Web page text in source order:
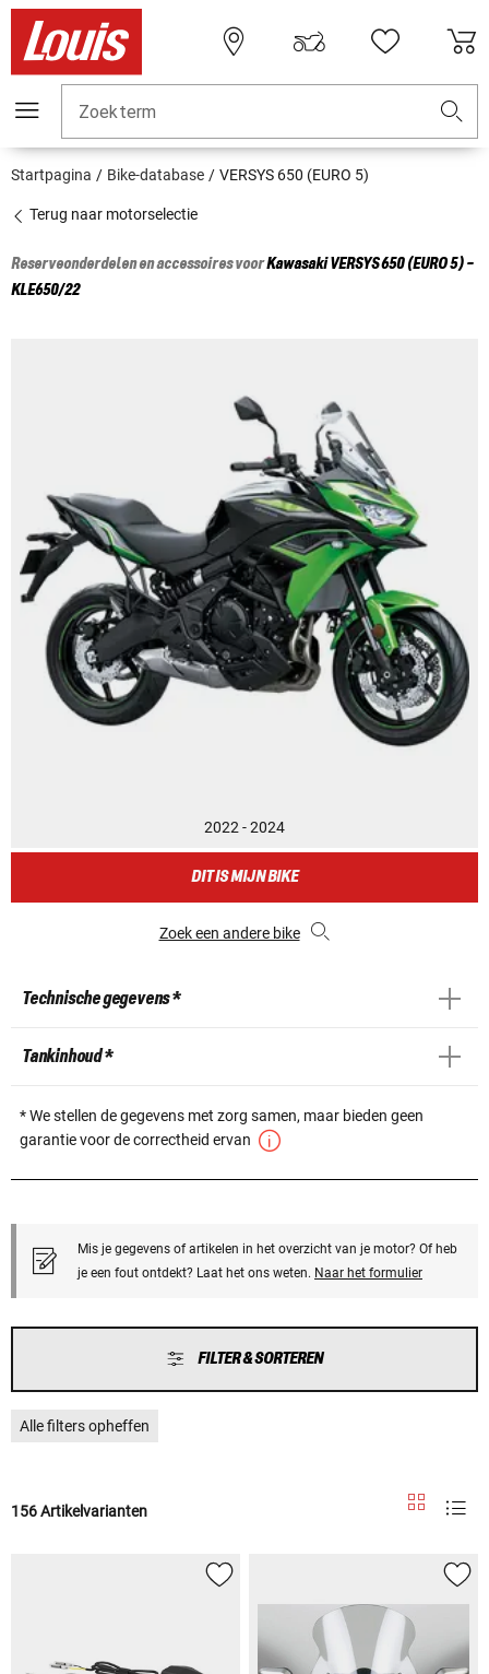
Zoekterm
Startpagina Bike-database VERSYS 650 (EURO 5)
Terug naar motorselectie
Reserveonderdelen en accessoires voorKawasakiVERSYS 650 (EURO 5) -
KLE650/22
2022 - 2024
DIT IS MIJN BIKE
Zoek een andere bike
Technische gegevens *
Tankinhoud *
* We stellen de gegevens met zorg samen, maar bieden geen
garantie voor de correctheid ervan
Mis je gegevens of artikelen in het overzicht van je motor? Of heb
je een fout ontdekt? Laat het ons weten. Naar het formulier
FILTER & SORTEREN
Alle filters opheffen
156 Artikelvarianten